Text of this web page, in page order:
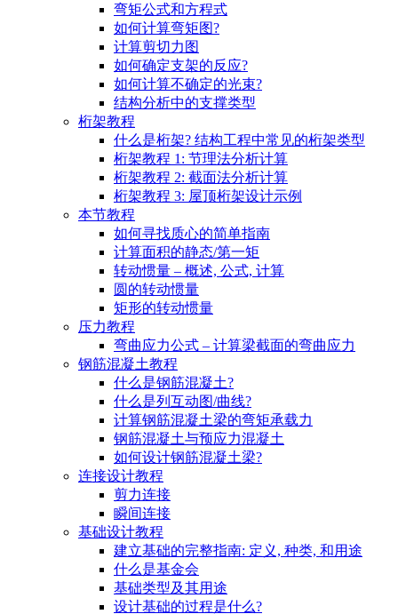
弯矩公式和方程式
如何计算弯矩图?
计算剪切力图
如何确定支架的反应?
如何计算不确定的光束?
结构分析中的支撑类型
桁架教程
什么是桁架? 结构工程中常见的桁架类型
桁架教程 1: 节理法分析计算
桁架教程 2: 截面法分析计算
桁架教程 3: 屋顶桁架设计示例
本节教程
如何寻找质心的简单指南
计算面积的静态/第一矩
转动惯量 – 概述, 公式, 计算
圆的转动惯量
矩形的转动惯量
压力教程
弯曲应力公式 – 计算梁截面的弯曲应力
钢筋混凝土教程
什么是钢筋混凝土?
什么是列互动图/曲线?
计算钢筋混凝土梁的弯矩承载力
钢筋混凝土与预应力混凝土
如何设计钢筋混凝土梁?
连接设计教程
剪力连接
瞬间连接
基础设计教程
建立基础的完整指南: 定义, 种类, 和用途
什么是基金会
基础类型及其用途
设计基础的过程是什么?